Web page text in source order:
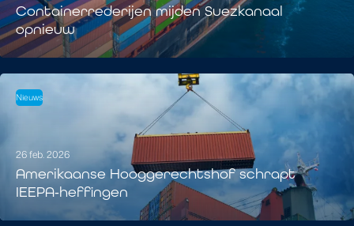
Containerrederijen mijden Suezkanaal
opnieuw
Nieuws
26 feb. 2026
Amerikaanse Hooggerechtshof schrapt
IEEPA‑heffingen